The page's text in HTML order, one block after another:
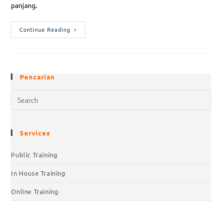
panjang.
Continue Reading
Pencarian
Services
Public Training
In House Training
Online Training